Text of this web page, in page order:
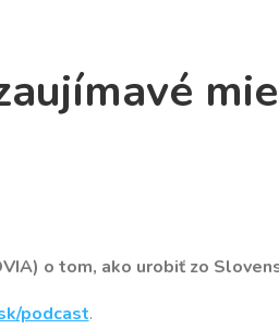
o tom, ako urobiť zo
podcast.